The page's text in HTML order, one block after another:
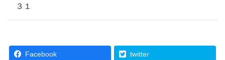
３１
Facebook twitter